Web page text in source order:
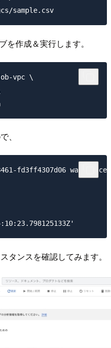
を作成＆実行します。
vpc \
、
fd3ff4307d06 was
タンスを確認してみます。